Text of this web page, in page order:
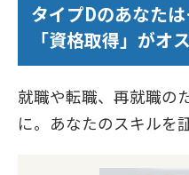
タイプDのあなた
「資格取得」がオ
就職や転職、再就職の
に。あなたのスキルを